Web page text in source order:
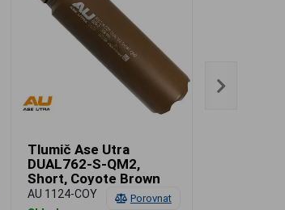
Porovnat
Tlumič Ase Utra
DUAL762-S-QM2,
Short, Coyote Brown
Cerakote
AU 1124-COY